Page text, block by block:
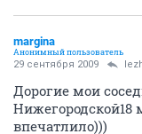
margina
Анонимный пользователь
29 сентября 2009
Дорогие мои
впечатлило)))